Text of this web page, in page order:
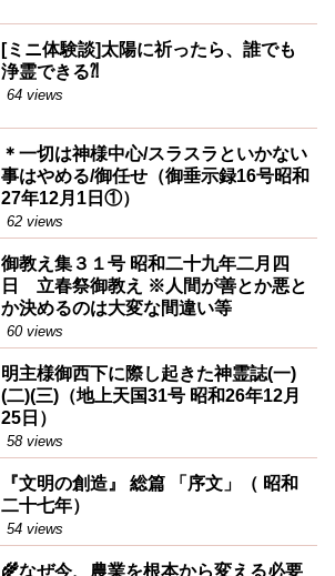
[ミニ体験談]太陽に祈ったら、誰でも
浄霊できる⁈
64 views
＊一切は神様中心/スラスラといかない
事はやめる/御任せ（御垂示録16号昭和
27年12月1日①）
62 views
御教え集３１号 昭和二十九年二月四
日 立春祭御教え ※人間が善とか悪と
か決めるのは大変な間違い等
60 views
明主様御西下に際し起きた神霊誌(一)
(二)(三)（地上天国31号 昭和26年12月
25日）
58 views
『文明の創造』 総篇 「序文」（ 昭和
二十七年）
54 views
🌾なぜ今、農業を根本から変える必要